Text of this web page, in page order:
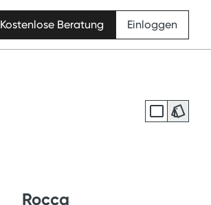
Kostenlose Beratung Einloggen
Rocca